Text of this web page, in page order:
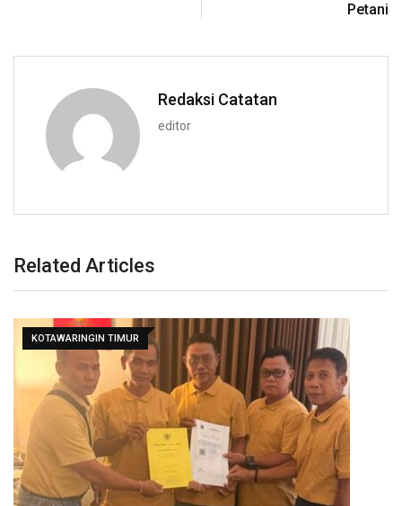
Petani
Redaksi Catatan
editor
Related Articles